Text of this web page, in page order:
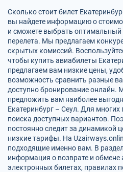
Сколько стоит билет
вы найдете информацию о
и сможете выбрать оптимальный
перелета. Мы предлагаем
скрытых комиссий.
чтобы купить авиабилеты
предлагаем вам низкие цены,
возможность сравнить разные
доступно бронирование онлайн.
предложить вам наиболее
Екатеринбург – Сеул. Для многих
поиска доступных вариантов.
постоянно следит за динамикой
низкие тарифы. На
подходящие именно вам. В
информация о возврате и обмене
электронных билетах, правилах